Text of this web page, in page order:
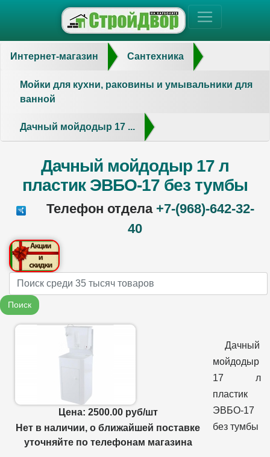
Интернет-магазин Сантехника
Мойки для кухни, раковины и умывальники для
ванной
Дачный мойдодыр 17 ...
Дачный мойдодыр 17 л
пластик ЭВБО-17 без тумбы
Телефон отдела +7-(968)-642-32-
40
Name
Поиск
Цена: 2500.00 руб/шт
Нет в наличии, о ближайшей поставке
уточняйте по телефонам магазина
Дачный
мойдодыр
17 л
пластик
ЭВБО-17
без тумбы